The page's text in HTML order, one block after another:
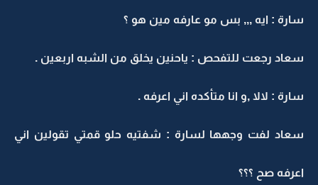
سارة : ايه ,,, بس مو عارفه مين هو ؟
سعاد رجعت للتفحص : ياحنين يخلق من الشبه اربعين .
سارة : لالا ,و انا متأكده اني اعرفه .
سعاد لفت وجهها لسارة : شفتيه حلو قمتي تقولين اني
اعرفه صح ؟؟؟